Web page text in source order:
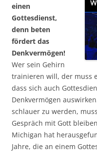
einen
Gottesdienst,
denn beten
fördert das
Denkvermögen!
Wer sein Gehirn
trainieren will, der muss
dass sich auch
Denkvermögen
schlauer zu werden,
Gespräch mit Gott
Michigan hat
Jahre, die an einem